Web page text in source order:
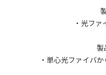
・光フ
製
・単心光ファイバ